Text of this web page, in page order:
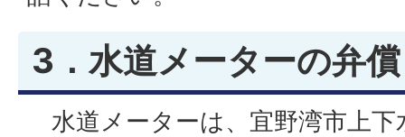
3．水道メーターの弁
水道メーターは、宜野湾市上下